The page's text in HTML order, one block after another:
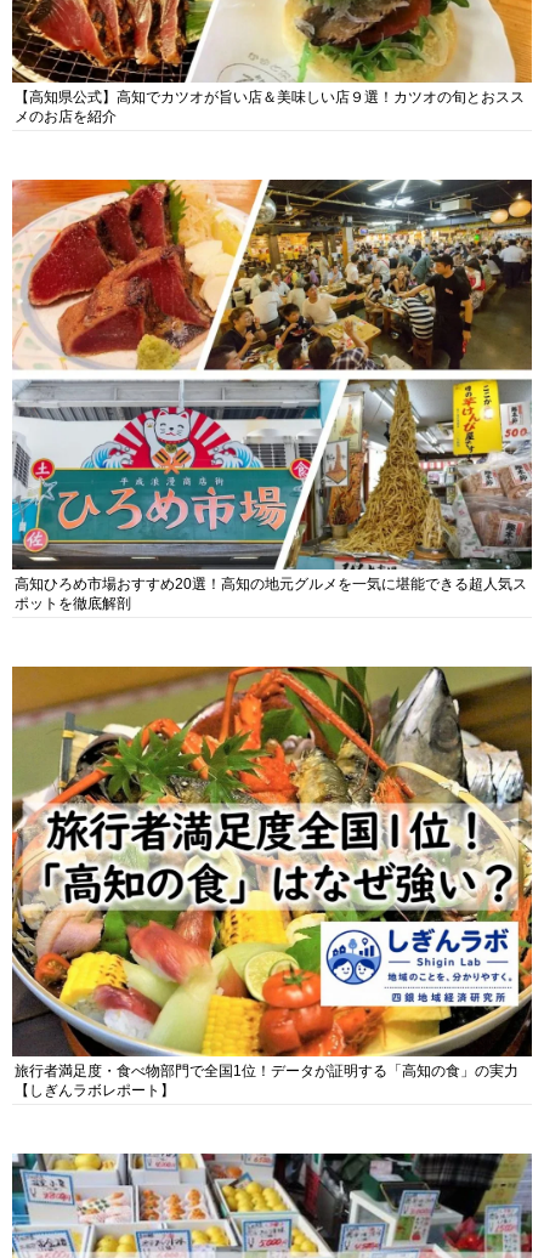
【高知県公式】高知でカツオが旨い店＆美味しい店９選！カツオの旬とおスス
メのお店を紹介
高知ひろめ市場おすすめ20選！高知の地元グルメを一気に堪能できる超人気ス
ポットを徹底解剖
旅行者満足度・食べ物部門で全国1位！データが証明する「高知の食」の実力
【しぎんラボレポート】